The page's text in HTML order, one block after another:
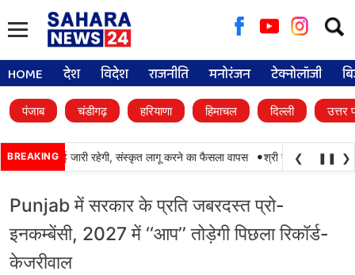
for:
HOME देश विदेश राजनीति मनोरंजन टेक्नोलॉजी
पंजाब चंडीगढ़ हरियाणा हिमाचल दिल्ली उत्तर
BREAKING
की पढ़ाई जारी रहेगी, संस्कृत लागू करने का फैसला वापस • श्री गुरु हरिकृष्ण साहिब
❮ ❚❚ ❯
Punjab में सरकार के प्रति जबरदस्त प्रो-
इनकम्बेंसी, 2027 में ‘‘आप’’ तोड़ेगी पिछला रिकॉर्ड-
केजरीवाल